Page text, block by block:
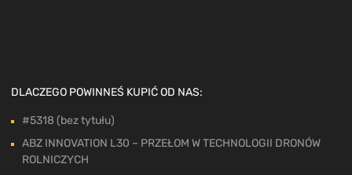
DLACZEGO POWINNEŚ KUPIĆ OD NAS:
#5318 (bez tytułu)
ABZ INNOVATION L30 – PRZEŁOM W TECHNOLOGII DRONÓW
ROLNICZYCH